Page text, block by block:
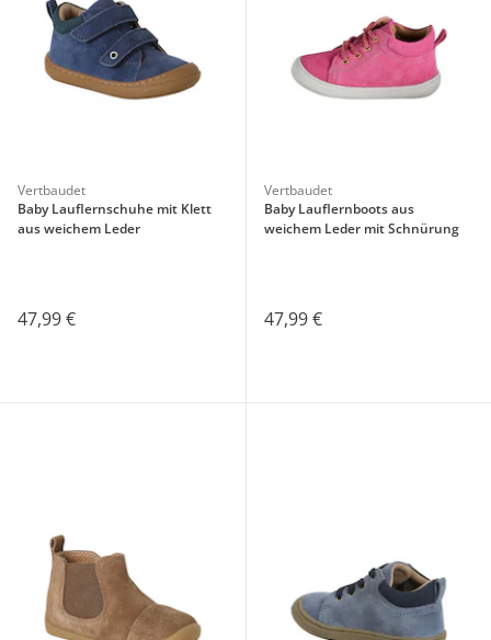
Vertbaudet
Baby Lauflernschuhe mit Klett
aus weichem Leder
47,99 €
Vertbaudet
Baby Lauflernboots aus
weichem Leder mit Schnürung
47,99 €